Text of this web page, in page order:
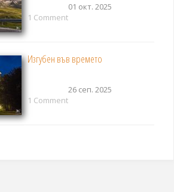
01 окт. 2025
1 Comment
Изгубен във времето
26 сеп. 2025
1 Comment